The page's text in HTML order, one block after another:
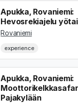
Apukka, Rovaniemi:
Hevosrekiajelu
Rovaniemi
experience
Apukka, Rovaniemi:
Pajakylään